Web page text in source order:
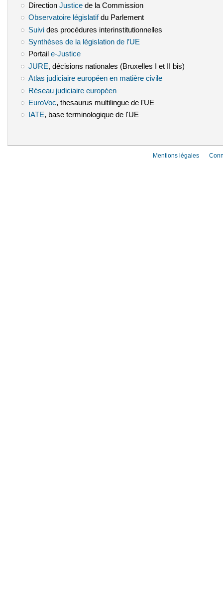
Direction Justice(le lien est externe)
de la Commission
Observatoire législatif(le lien est externe)
du Parlement
Suivi(le lien est externe)
des procédures interinstitutionnelles
Synthèses de la législation de l’UE
Portail e-Justice(le lien est externe)
JURE (le lien est externe)
, décisions nationales (Bruxelles I et II bis)
Atlas judiciaire européen en matière civile(le lien est externe)
Réseau judiciaire européen(le lien est externe)
EuroVoc (le lien est externe)
, thesaurus multilingue de l'UE
IATE(le lien est externe)
, base terminologique de l'UE
Mentions légales